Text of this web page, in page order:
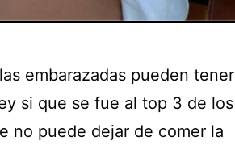
embarazadas pueden tener
si que se fue al top 3 de los
no puede dejar de comer la